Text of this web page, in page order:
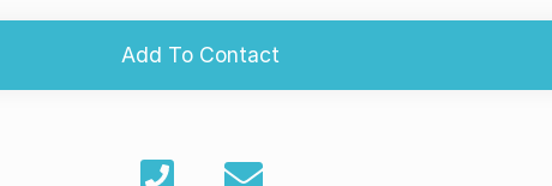
Add To Contact